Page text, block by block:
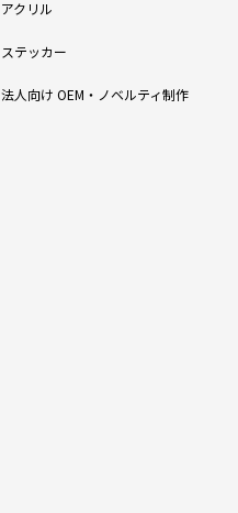
アクリル
ステッカー
法人向け OEM・ノベルティ制作